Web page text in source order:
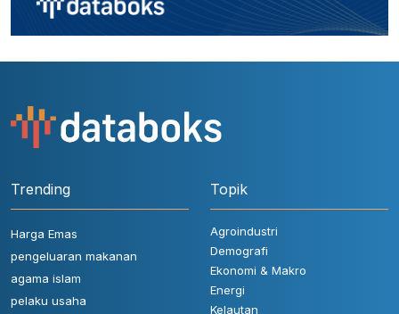
Trending
Harga Emas
pengeluaran makanan
agama islam
pelaku usaha
Topik
Agroindustri
Demografi
Ekonomi & Makro
Energi
Kelautan